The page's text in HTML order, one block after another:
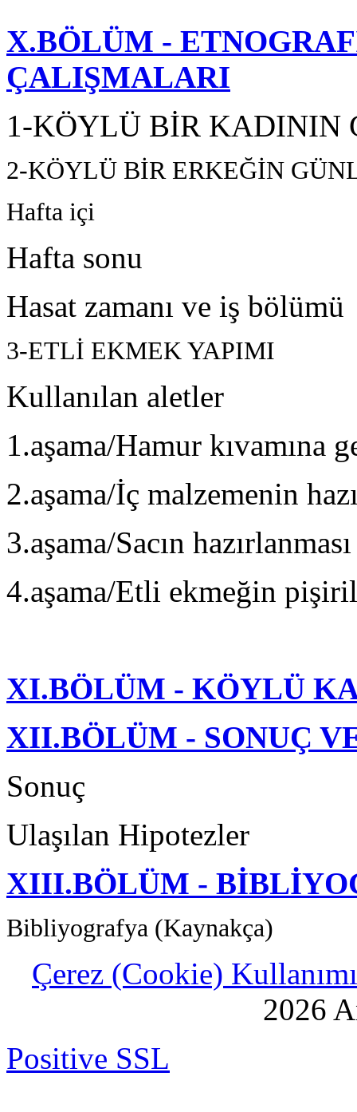
X.BÖLÜM -
ÇALIŞMALARI
1-KÖYLÜ BİR KADININ
2-KÖYLÜ BİR ERKEĞİN
Hafta içi
Hafta sonu
Hasat zamanı ve iş bölümü
3-ETLİ EKMEK YAPIMI
Kullanılan aletler
1.aşama/Hamur kıvamına
2.aşama/İç malzemenin
3.aşama/Sacın hazırlanması
4.aşama/Etli ekmeğin
XI.BÖLÜM - KÖYLÜ
XII.BÖLÜM - SONUÇ
Sonuç
Ulaşılan Hipotezler
XIII.BÖLÜM -
Bibliyografya (Kaynakça)
Çerez (Cookie)
2026
Positive SSL